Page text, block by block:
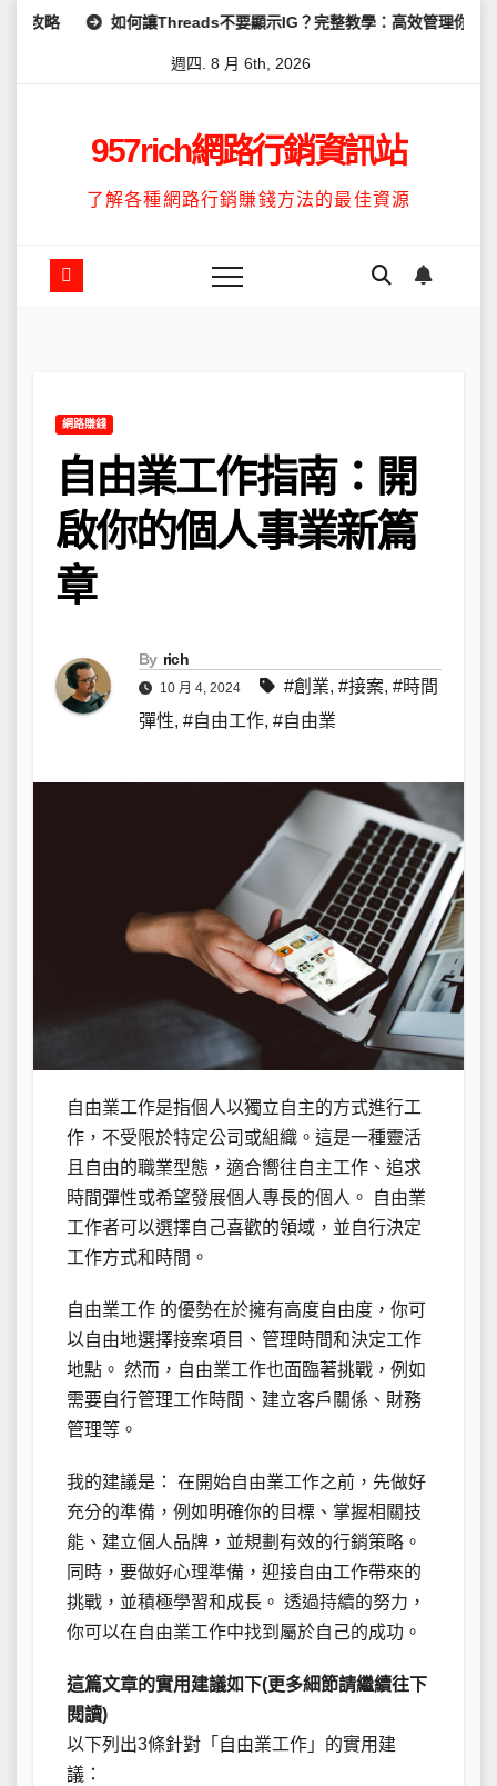
Skip
如何讓Threads不要顯示IG？完整教學：高效管理你的線上隱私與數據
週四. 8 月 6th, 2026
957rich網路行銷資訊站
了解各種網路行銷賺錢方法的最佳資源
網路賺錢
自由業工作指南：開
啟你的個人事業新篇
章
By rich
10 月 4, 2024 #創業, #接案, #時間
彈性, #自由工作, #自由業
自由業工作是指個人以獨立自主的方式進行工
作，不受限於特定公司或組織。這是一種靈活
且自由的職業型態，適合嚮往自主工作、追求
時間彈性或希望發展個人專長的個人。 自由業
工作者可以選擇自己喜歡的領域，並自行決定
工作方式和時間。
自由業工作 的優勢在於擁有高度自由度，你可
以自由地選擇接案項目、管理時間和決定工作
地點。 然而，自由業工作也面臨著挑戰，例如
需要自行管理工作時間、建立客戶關係、財務
管理等。
我的建議是： 在開始自由業工作之前，先做好
充分的準備，例如明確你的目標、掌握相關技
能、建立個人品牌，並規劃有效的行銷策略。
同時，要做好心理準備，迎接自由工作帶來的
挑戰，並積極學習和成長。 透過持續的努力，
你可以在自由業工作中找到屬於自己的成功。
這篇文章的實用建議如下(更多細節請繼續往下
閱讀)
以下列出3條針對「自由業工作」的實用建
議：